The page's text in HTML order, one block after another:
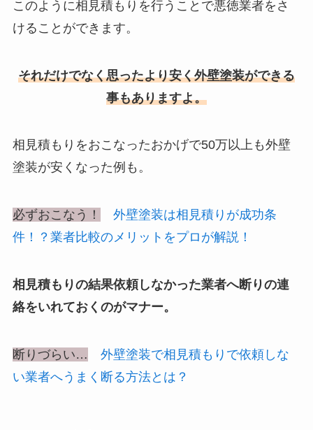
このように相見積もりを行うことで悪徳業者をさ
けることができます。
それだけでなく思ったより安く外壁塗装ができる
事もありますよ。
相見積もりをおこなったおかげで50万以上も外壁
塗装が安くなった例も。
必ずおこなう！
外壁塗装は相見積りが成功条
件！？業者比較のメリットをプロが解説！
相見積もりの結果依頼しなかった業者へ断りの連
絡をいれておくのがマナー。
断りづらい…
外壁塗装で相見積もりで依頼しな
い業者へうまく断る方法とは？